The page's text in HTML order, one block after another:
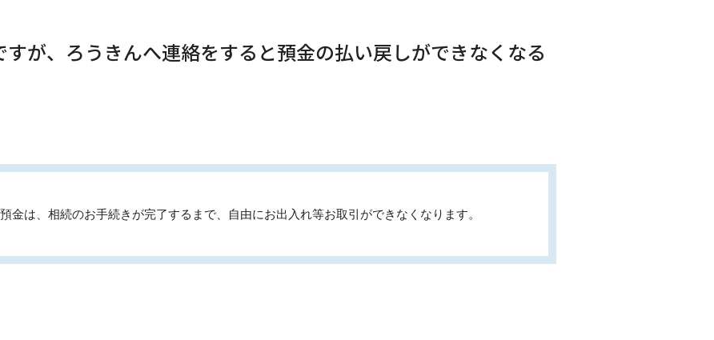
が、ろうきんへ連絡をすると預金の払い戻しができなくなる
金は、相続のお手続きが完了するまで、自由にお出入れ等お取引ができなくなります。